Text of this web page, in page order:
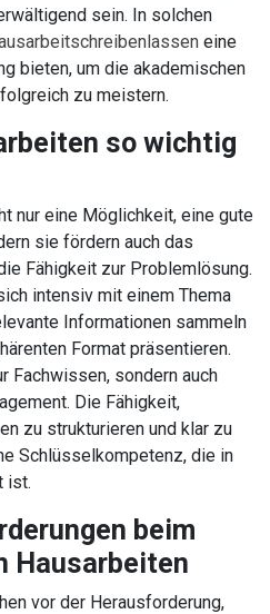
sein. In solchen
eine
bieten, um die akademischen
zu meistern.
so wichtig
nur eine Möglichkeit, eine gute
sie fördern auch das
Fähigkeit zur Problemlösung.
intensiv mit einem Thema
Informationen sammeln
Format präsentieren.
Fachwissen, sondern auch
Die Fähigkeit,
zu strukturieren und klar zu
Schlüsselkompetenz, die in
ist.
beim
Hausarbeiten
vor der Herausforderung,